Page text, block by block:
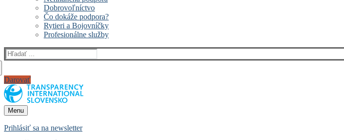
Dobrovoľníctvo
Čo dokáže podpora?
Rytieri a Bojovníčky
Profesionálne služby
Hľadať:
Darovať
Menu
Prihlásiť sa na newsletter